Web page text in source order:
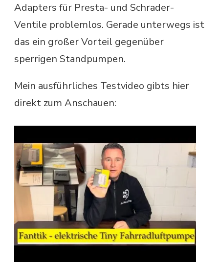
Adapters für Presta- und Schrader-
Ventile problemlos. Gerade unterwegs ist
das ein großer Vorteil gegenüber
sperrigen Standpumpen.
Mein ausführliches Testvideo gibts hier
direkt zum Anschauen: